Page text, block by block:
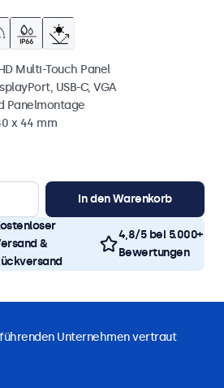
Multi-Touch Panel
USB-C, VGA
Panelmontage
x 44 mm
In den Warenkorb
&
4,8/5 bei 5.000+
Bewertungen
Unternehmen vertraut